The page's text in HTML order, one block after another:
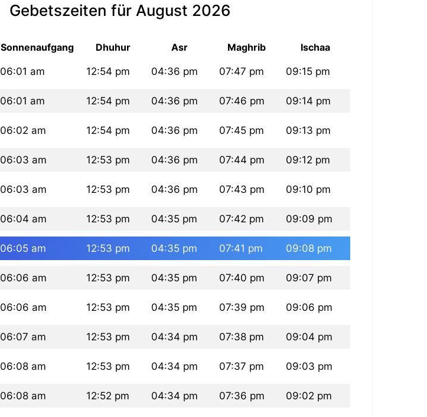
Gebetszeiten für August 2026
Sonnenaufgang Dhuhur Asr Maghrib Ischaa
06:01 am 12:54 pm 04:36 pm 07:47 pm 09:15 pm
06:01 am 12:54 pm 04:36 pm 07:46 pm 09:14 pm
06:02 am 12:54 pm 04:36 pm 07:45 pm 09:13 pm
06:03 am 12:53 pm 04:36 pm 07:44 pm 09:12 pm
06:03 am 12:53 pm 04:36 pm 07:43 pm 09:10 pm
06:04 am 12:53 pm 04:35 pm 07:42 pm 09:09 pm
06:05 am 12:53 pm 04:35 pm 07:41 pm 09:08 pm
06:06 am 12:53 pm 04:35 pm 07:40 pm 09:07 pm
06:06 am 12:53 pm 04:35 pm 07:39 pm 09:06 pm
06:07 am 12:53 pm 04:34 pm 07:38 pm 09:04 pm
06:08 am 12:53 pm 04:34 pm 07:37 pm 09:03 pm
06:08 am 12:52 pm 04:34 pm 07:36 pm 09:02 pm